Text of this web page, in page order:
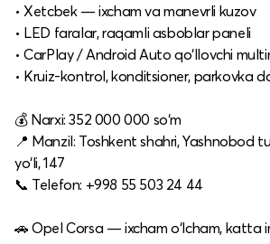
• Xetcbek — ixcham va manevrli kuzov
• LED faralar, raqamli asboblar paneli
• CarPlay / Android Auto qo‘llovchi
• Kruiz-kontrol, konditsioner, parkovka
💰 Narxi: 352 000 000 so‘m
📍 Manzil: Toshkent shahri, Yashnobod
yo‘li, 147
📞 Telefon: +998 55 503 24 44
🚗 Opel Corsa — ixcham o‘lcham, katta